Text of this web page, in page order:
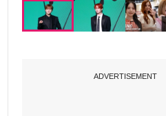
ADVERTISEMENT